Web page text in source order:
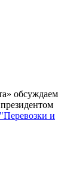
обсуждаем
"Перевозки и